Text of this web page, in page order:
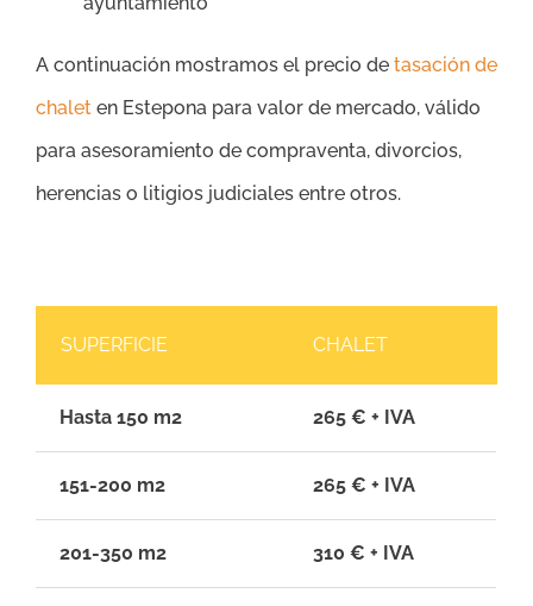
A continuación mostramos el precio de tasación de
chalet en Estepona para valor de mercado, válido
para asesoramiento de compraventa, divorcios,
herencias o litigios judiciales entre otros.
SUPERFICIE CHALET
Hasta 150 m2 265 € + IVA
151-200 m2 265 € + IVA
201-350 m2 310 € + IVA